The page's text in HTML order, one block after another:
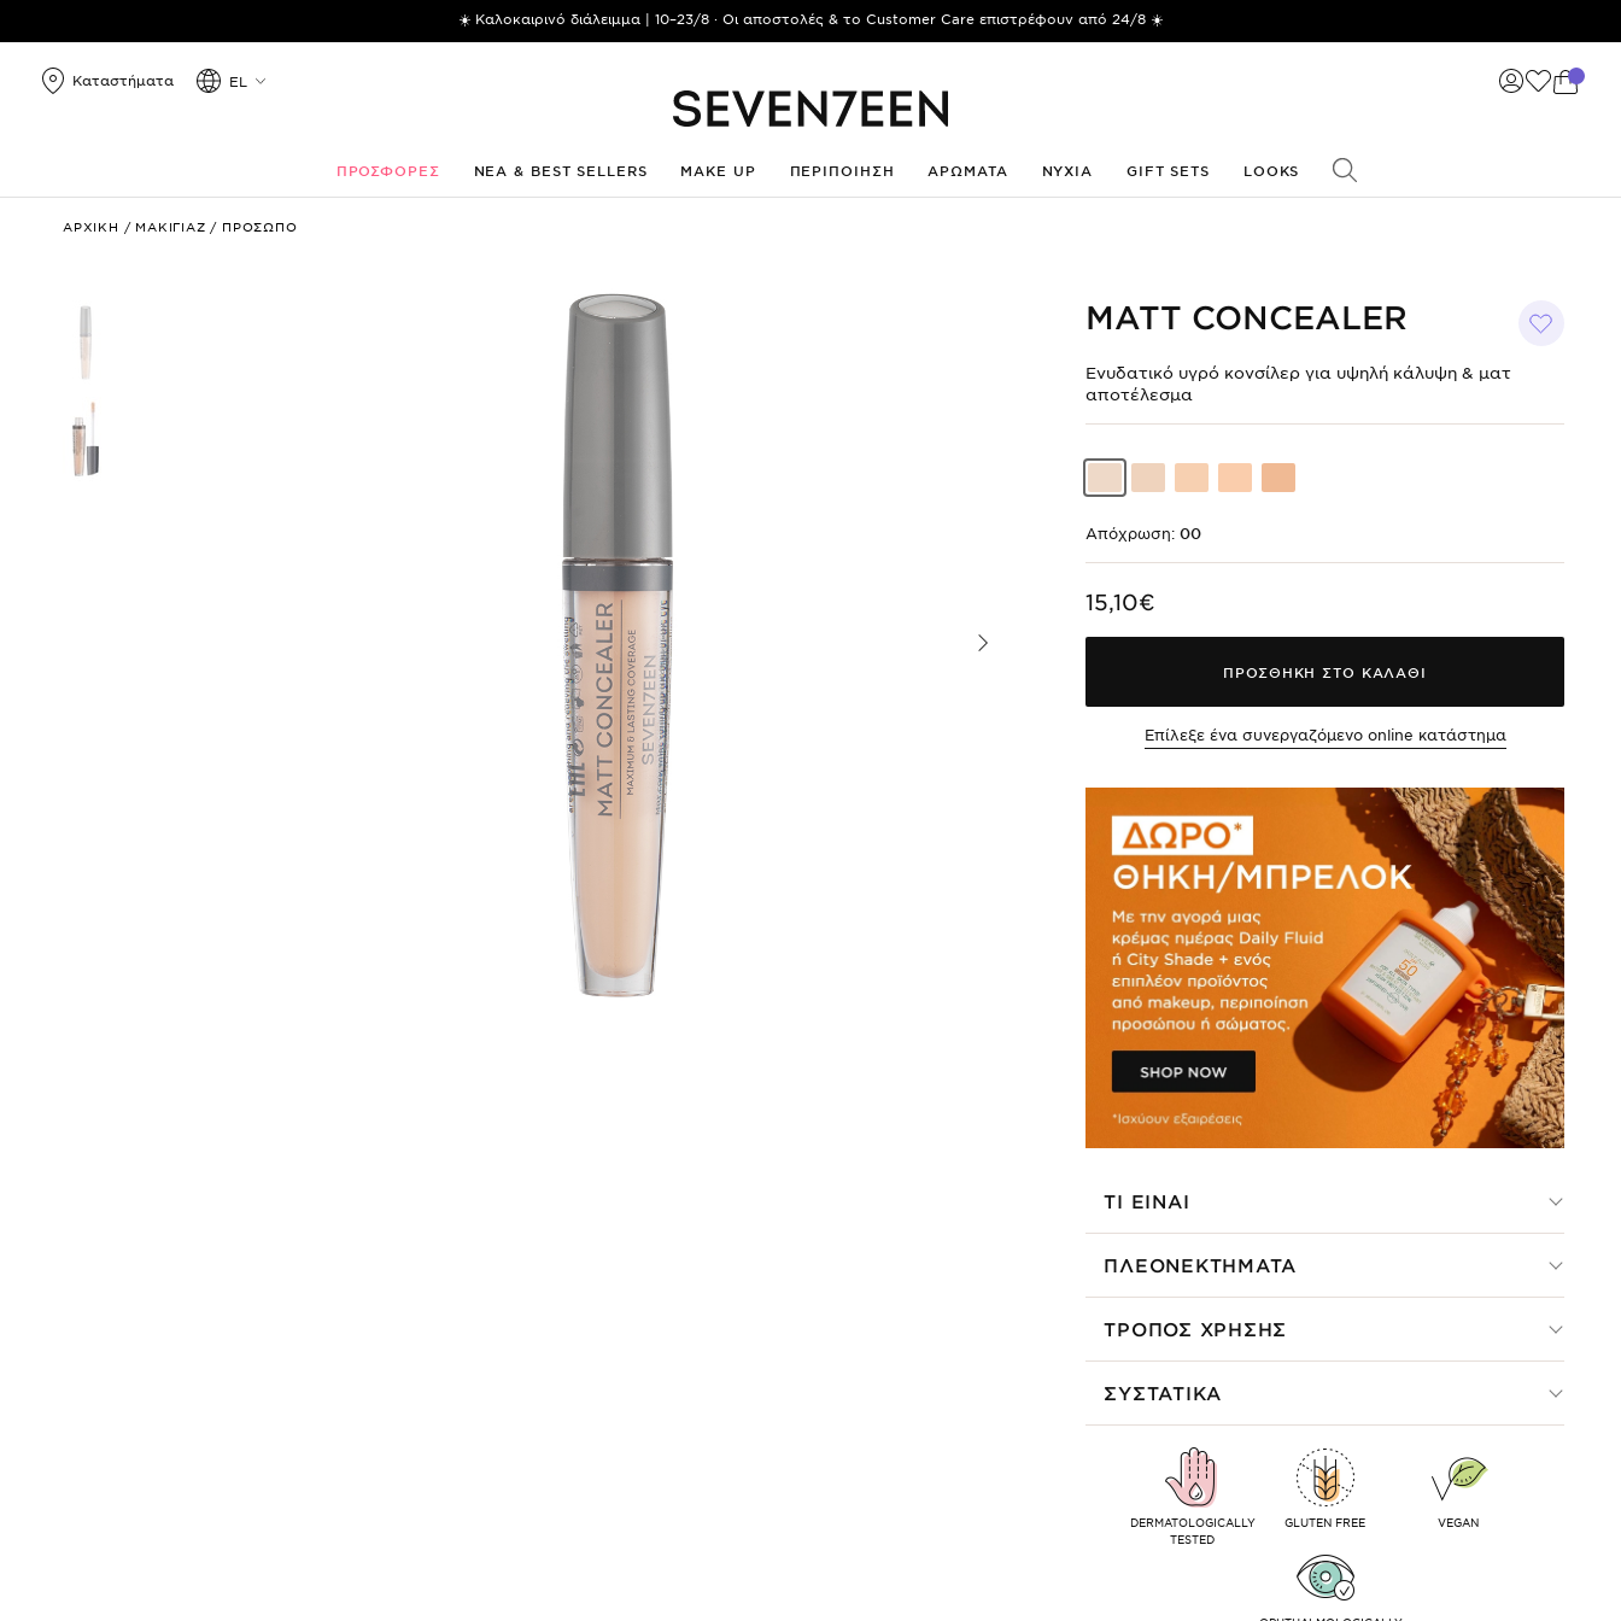
☀️ Καλοκαιρινό διάλειμμα | 10–23/8 · Οι αποστολές & το Customer Care επιστρέφουν από 24/8 ☀️
Καταστήματα EL
ΠΡΟΣΦΟΡΕΣ ΝΕΑ & BEST SELLERS MAKE UP ΠΕΡΙΠΟΙΗΣΗ ΑΡΩΜΑΤΑ ΝΥΧΙΑ GIFT SETS LOOKS
ΑΡΧΙΚΗ / ΜΑΚΙΓΙΑΖ / ΠΡΟΣΩΠΟ
Concealer
MATT CONCEALER
Ενυδατικό υγρό κονσίλερ για υψηλή κάλυψη & ματ
αποτέλεσμα
Shade
00
Shade
01
Shade
02
Shade
03
Shade
04
Απόχρωση:00
15,10€
ΠΡΟΣΘΗΚΗ ΣΤΟ ΚΑΛΑΘΙ
Επίλεξε ένα συνεργαζόμενο online κατάστημα
ΤΙ ΕΙΝΑΙ
ΠΛΕΟΝΕΚΤΗΜΑΤΑ
ΤΡΟΠΟΣ ΧΡΗΣΗΣ
ΣΥΣΤΑΤΙΚΑ
DERMATOLOGICALLY
TESTED
GLUTEN FREE VEGAN